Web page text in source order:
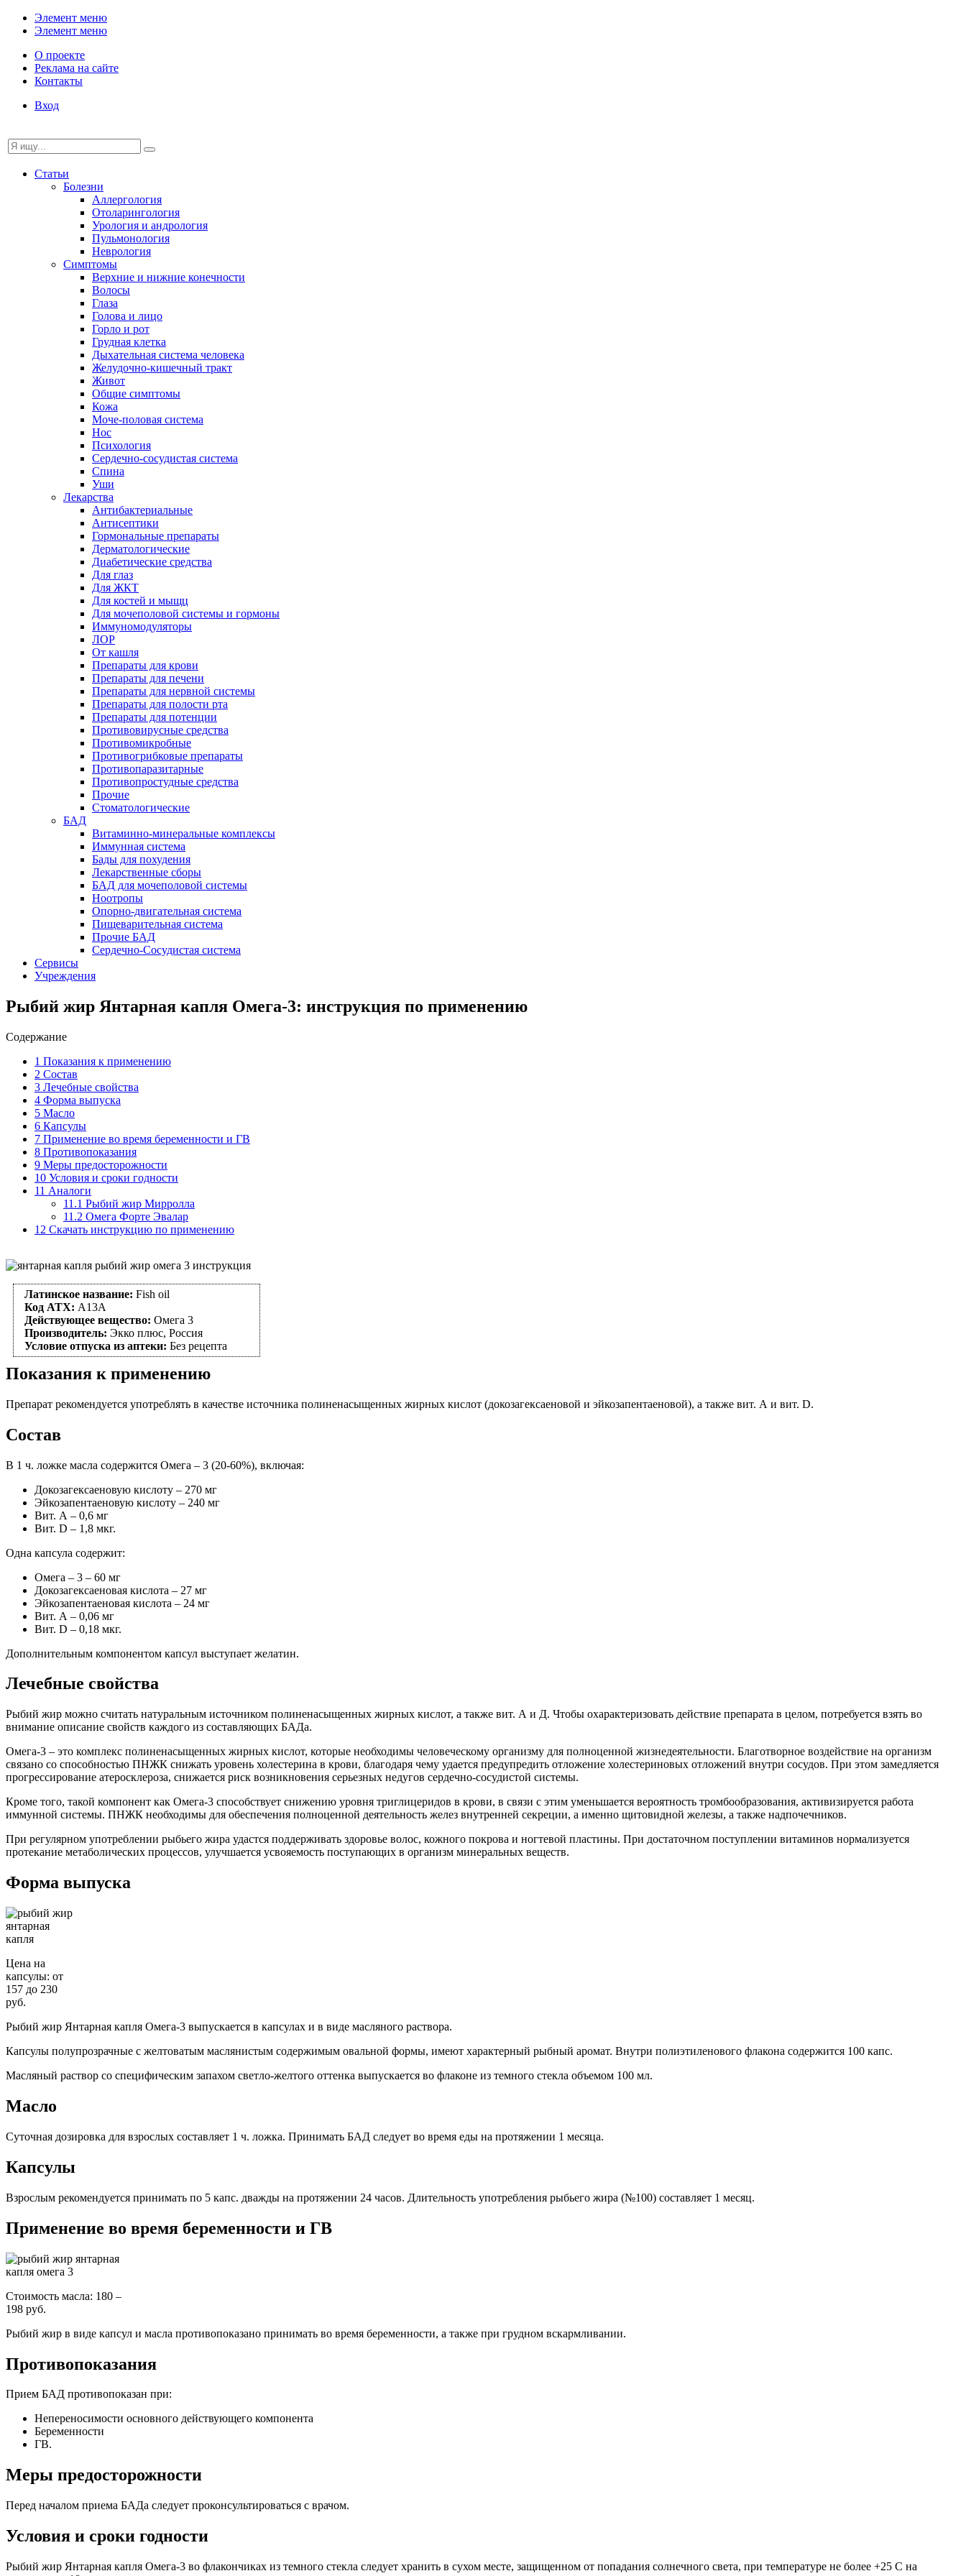
Элемент меню
Элемент меню
О проекте
Реклама на сайте
Контакты
Вход
Статьи
Болезни
Аллергология
Отоларингология
Урология и андрология
Пульмонология
Неврология
Симптомы
Верхние и нижние конечности
Волосы
Глаза
Голова и лицо
Горло и рот
Грудная клетка
Дыхательная система человека
Желудочно-кишечный тракт
Живот
Общие симптомы
Кожа
Моче-половая система
Нос
Психология
Сердечно-сосудистая система
Спина
Уши
Лекарства
Антибактериальные
Антисептики
Гормональные препараты
Дерматологические
Диабетические средства
Для глаз
Для ЖКТ
Для костей и мыщц
Для мочеполовой системы и гормоны
Иммуномодуляторы
ЛОР
От кашля
Препараты для крови
Препараты для печени
Препараты для нервной системы
Препараты для полости рта
Препараты для потенции
Противовирусные средства
Противомикробные
Противогрибковые препараты
Противопаразитарные
Противопростудные средства
Прочие
Стоматологические
БАД
Витаминно-минеральные комплексы
Иммунная система
Бады для похудения
Лекарственные сборы
БАД для мочеполовой системы
Ноотропы
Опорно-двигательная система
Пищеварительная система
Прочие БАД
Сердечно-Сосудистая система
Сервисы
Учреждения
Рыбий жир Янтарная капля Омега-3: инструкция по применению
Содержание
1 Показания к применению
2 Состав
3 Лечебные свойства
4 Форма выпуска
5 Масло
6 Капсулы
7 Применение во время беременности и ГВ
8 Противопоказания
9 Меры предосторожности
10 Условия и сроки годности
11 Аналоги
11.1 Рыбий жир Мирролла
11.2 Омега Форте Эвалар
12 Скачать инструкцию по применению
Латинское название: Fish oil
Код АТХ: A13A
Действующее вещество: Омега 3
Производитель: Экко плюс, Россия
Условие отпуска из аптеки: Без рецепта
Показания к применению
Препарат рекомендуется употреблять в качестве источника полиненасыщенных жирных кислот (докозагексаеновой и эйкозапентаеновой), а также вит. А и вит. D.
Состав
В 1 ч. ложке масла содержится Омега – 3 (20-60%), включая:
Докозагексаеновую кислоту – 270 мг
Эйкозапентаеновую кислоту – 240 мг
Вит. А – 0,6 мг
Вит. D – 1,8 мкг.
Одна капсула содержит:
Омега – 3 – 60 мг
Докозагексаеновая кислота – 27 мг
Эйкозапентаеновая кислота – 24 мг
Вит. А – 0,06 мг
Вит. D – 0,18 мкг.
Дополнительным компонентом капсул выступает желатин.
Лечебные свойства
Рыбий жир можно считать натуральным источником полиненасыщенных жирных кислот, а также вит. А и Д. Чтобы охарактеризовать действие препарата в целом, потребуется взять во
внимание описание свойств каждого из составляющих БАДа.
Омега-3 – это комплекс полиненасыщенных жирных кислот, которые необходимы человеческому организму для полноценной жизнедеятельности. Благотворное воздействие на организм
связано со способностью ПНЖК снижать уровень холестерина в крови, благодаря чему удается предупредить отложение холестериновых отложений внутри сосудов. При этом замедляется
прогрессирование атеросклероза, снижается риск возникновения серьезных недугов сердечно-сосудистой системы.
Кроме того, такой компонент как Омега-3 способствует снижению уровня триглицеридов в крови, в связи с этим уменьшается вероятность тромбообразования, активизируется работа
иммунной системы. ПНЖК необходимы для обеспечения полноценной деятельность желез внутренней секреции, а именно щитовидной железы, а также надпочечников.
При регулярном употреблении рыбьего жира удастся поддерживать здоровье волос, кожного покрова и ногтевой пластины. При достаточном поступлении витаминов нормализуется
протекание метаболических процессов, улучшается усвояемость поступающих в организм минеральных веществ.
Форма выпуска
Цена на
капсулы: от
157 до 230
руб.
Рыбий жир Янтарная капля Омега-3 выпускается в капсулах и в виде масляного раствора.
Капсулы полупрозрачные с желтоватым маслянистым содержимым овальной формы, имеют характерный рыбный аромат. Внутри полиэтиленового флакона содержится 100 капс.
Масляный раствор со специфическим запахом светло-желтого оттенка выпускается во флаконе из темного стекла объемом 100 мл.
Масло
Суточная дозировка для взрослых составляет 1 ч. ложка. Принимать БАД следует во время еды на протяжении 1 месяца.
Капсулы
Взрослым рекомендуется принимать по 5 капс. дважды на протяжении 24 часов. Длительность употребления рыбьего жира (№100) составляет 1 месяц.
Применение во время беременности и ГВ
Стоимость масла: 180 –
198 руб.
Рыбий жир в виде капсул и масла противопоказано принимать во время беременности, а также при грудном вскармливании.
Противопоказания
Прием БАД противопоказан при:
Непереносимости основного действующего компонента
Беременности
ГВ.
Меры предосторожности
Перед началом приема БАДа следует проконсультироваться с врачом.
Условия и сроки годности
Рыбий жир Янтарная капля Омега-3 во флакончиках из темного стекла следует хранить в сухом месте, защищенном от попадания солнечного света, при температуре не более +25 С на